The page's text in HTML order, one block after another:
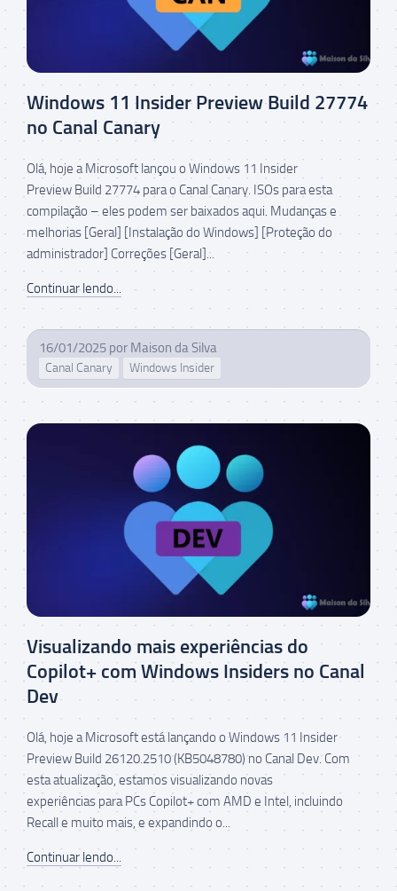
Windows 11 Insider Preview Build 27774
no Canal Canary
Olá, hoje a Microsoft lançou o Windows 11 Insider
Preview Build 27774 para o Canal Canary. ISOs para esta
compilação – eles podem ser baixados aqui. Mudanças e
melhorias [Geral] [Instalação do Windows] [Proteção do
administrador] Correções [Geral]...
Continuar lendo...
16/01/2025 por Maison da Silva
Canal Canary Windows Insider
Visualizando mais experiências do
Copilot+ com Windows Insiders no Canal
Dev
Olá, hoje a Microsoft está lançando o Windows 11 Insider
Preview Build 26120.2510 (KB5048780) no Canal Dev. Com
esta atualização, estamos visualizando novas
experiências para PCs Copilot+ com AMD e Intel, incluindo
Recall e muito mais, e expandindo o...
Continuar lendo...